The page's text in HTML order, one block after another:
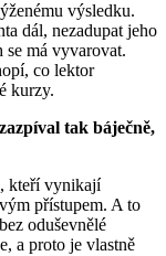
výsledku.
dál, nezadupat jeho
se má vyvarovat.
co lektor
kurzy.
tak báječně,
kteří vynikají
přístupem. A to
oduševnělé
a proto je vlastně